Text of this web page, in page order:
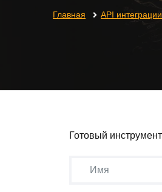
Главная API интеграции
Готовый